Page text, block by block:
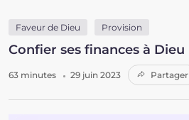
Faveur de Dieu Provision
Confier ses finances à Dieu
63 minutes 29 juin 2023 Partager